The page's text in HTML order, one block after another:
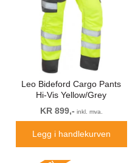
Leo Bideford Cargo Pants
Hi-Vis Yellow/Grey
KR 899,- inkl. mva.
Legg i handlekurven